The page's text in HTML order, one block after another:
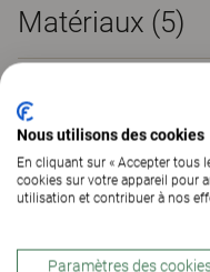
Matériaux (5)
Certificats (2)
Nous utilisons des cookies
En cliquant sur « Accepter tous
cookies sur votre appareil pour
utilisation et contribuer à nos
Paramètres des